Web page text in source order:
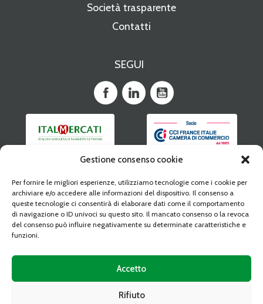
Gestione consenso cookie
Per fornire le migliori esperienze, utilizziamo tecnologie come i cookie per
archiviare e/o accedere alle informazioni del dispositivo. Il consenso a
queste tecnologie ci consentirà di elaborare dati come il comportamento
di navigazione o ID univoci su questo sito. Il mancato consenso o la revoca
del consenso può influire negativamente su determinate caratteristiche e
funzioni.
Accetto
Rifiuto
Società trasparente
Contatti
SEGUI
CAAT DIGITAL MAGAZINE